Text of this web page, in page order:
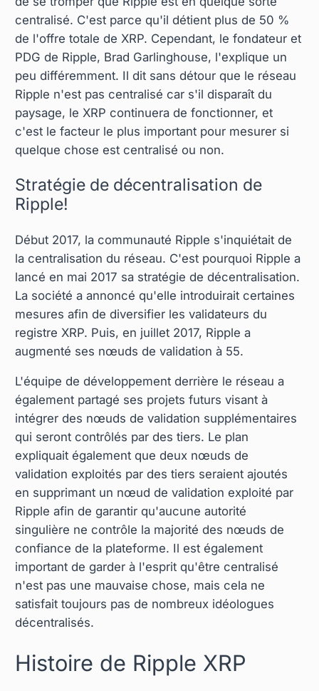
centralisé. C'est parce qu'il détient plus de 50 %
de l'offre totale de XRP. Cependant, le fondateur et
PDG de Ripple, Brad Garlinghouse, l'explique un
peu différemment. Il dit sans détour que le réseau
Ripple n'est pas centralisé car s'il disparaît du
paysage, le XRP continuera de fonctionner, et
c'est le facteur le plus important pour mesurer si
quelque chose est centralisé ou non.
Stratégie de décentralisation de
Ripple!
Début 2017, la communauté Ripple s'inquiétait de
la centralisation du réseau. C'est pourquoi Ripple a
lancé en mai 2017 sa stratégie de décentralisation.
La société a annoncé qu'elle introduirait certaines
mesures afin de diversifier les validateurs du
registre XRP. Puis, en juillet 2017, Ripple a
augmenté ses nœuds de validation à 55.
L'équipe de développement derrière le réseau a
également partagé ses projets futurs visant à
intégrer des nœuds de validation supplémentaires
qui seront contrôlés par des tiers. Le plan
expliquait également que deux nœuds de
validation exploités par des tiers seraient ajoutés
en supprimant un nœud de validation exploité par
Ripple afin de garantir qu'aucune autorité
singulière ne contrôle la majorité des nœuds de
confiance de la plateforme. Il est également
important de garder à l'esprit qu'être centralisé
n'est pas une mauvaise chose, mais cela ne
satisfait toujours pas de nombreux idéologues
décentralisés.
Histoire de Ripple XRP